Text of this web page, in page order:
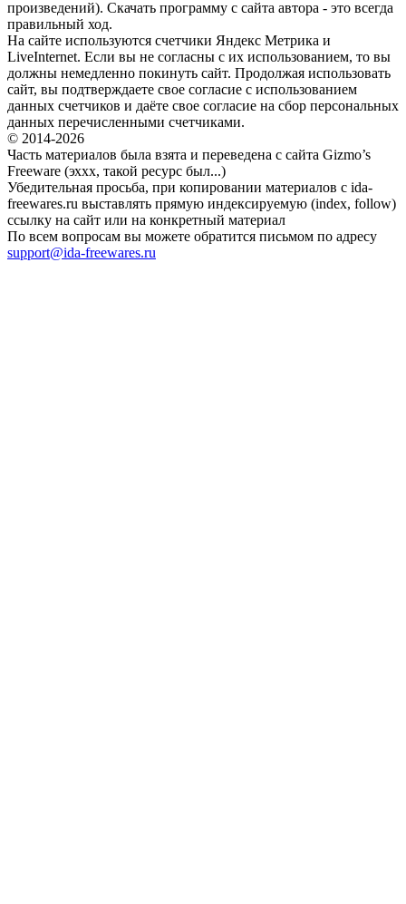
произведений). Скачать программу с сайта автора - это всегда
правильный ход.
На сайте используются счетчики Яндекс Метрика и
LiveInternet. Если вы не согласны с их использованием, то вы
должны немедленно покинуть сайт. Продолжая использовать
сайт, вы подтверждаете свое согласие с использованием
данных счетчиков и даёте свое согласие на сбор персональных
данных перечисленными счетчиками.
© 2014-2026
Часть материалов была взята и переведена с сайта Gizmo’s
Freeware (эххх, такой ресурс был...)
Убедительная просьба, при копировании материалов с ida-
freewares.ru выставлять прямую индексируемую (index, follow)
ссылку на сайт или на конкретный материал
По всем вопросам вы можете обратится письмом по адресу
support@ida-freewares.ru